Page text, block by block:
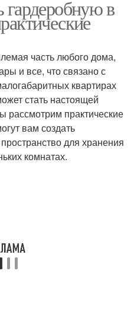
Прикроватная лампа
гардеробную в
часть любого дома,
и все, что связано с
квартирах
стать настоящей
рассмотрим практические
вам создать
для хранения
комнатах.